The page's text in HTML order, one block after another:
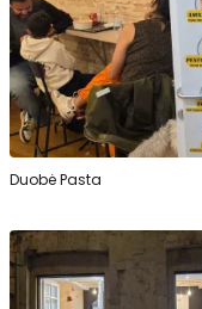
Duobė Pasta